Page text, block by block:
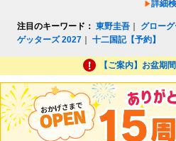
詳細
注目のキーワード： 東野圭吾 グロー
ゲッターズ 2027 ｜十二国記【予約】
【ご案内】お盆期